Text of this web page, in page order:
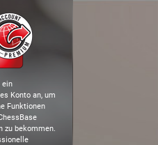
ein
Konto an, um
Funktionen
zu bekommen.